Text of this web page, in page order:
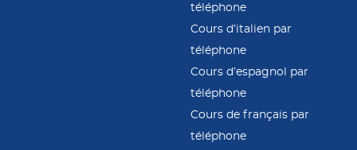
téléphone
Cours d’italien par
téléphone
Cours d’espagnol par
téléphone
Cours de français par
téléphone